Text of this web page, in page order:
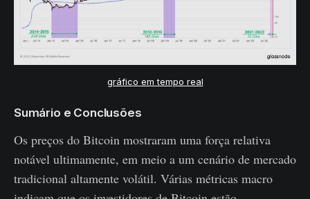
gráfico em tempo real
Sumário e Conclusões
Os preços do Bitcoin mostraram uma força relativa
notável ultimamente, em meio a um cenário de mercado
tradicional altamente volátil. Várias métricas macro